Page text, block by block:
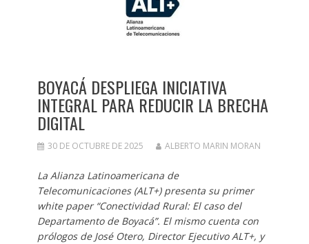
BOYACÁ DESPLIEGA INICIATIVA
INTEGRAL PARA REDUCIR LA BRECHA
DIGITAL
30 DE OCTUBRE DE 2025 ALBERTO MARIN MORAN
La Alianza Latinoamericana de
Telecomunicaciones (ALT+) presenta su primer
white paper “Conectividad Rural: El caso del
Departamento de Boyacá”. El mismo cuenta con
prólogos de José Otero, Director Ejecutivo ALT+, y